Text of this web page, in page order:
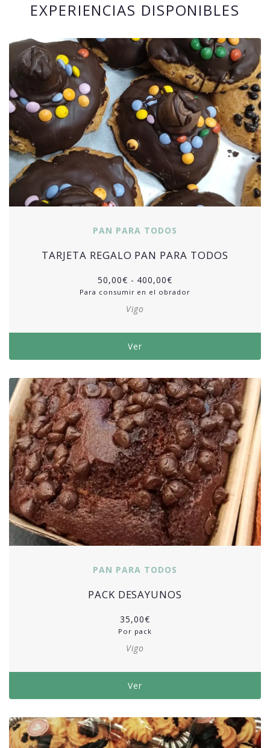
EXPERIENCIAS DISPONIBLES
PAN PARA TODOS
TARJETA REGALO PAN PARA TODOS
50,00€ - 400,00€
Para consumir en el obrador
Vigo
Ver
PAN PARA TODOS
PACK DESAYUNOS
35,00€
Por pack
Vigo
Ver